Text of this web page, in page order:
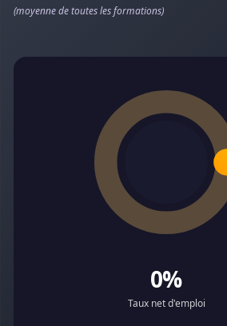
(moyenne de toutes les formations)
0%
Taux net d'emploi